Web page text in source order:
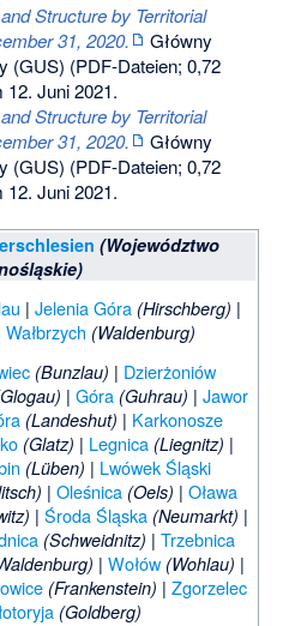
Structure by Territorial
31, 2020.
Główny
(GUS) (PDF-Dateien; 0,72
12. Juni 2021.
Structure by Territorial
31, 2020.
Główny
(GUS) (PDF-Dateien; 0,72
12. Juni 2021.
(Województwo
| Jelenia Góra (Hirschberg) |
Wałbrzych (Waldenburg)
(Bunzlau) | Dzierżoniów
| Góra (Guhrau) | Jawor
(Landeshut) | Karkonosze
(Glatz) | Legnica (Liegnitz) |
(Lüben) | Lwówek Śląski
| Oleśnica (Oels) | Oława
|Środa Śląska (Neumarkt) |
(Schweidnitz) |Trzebnica
|Wołów (Wohlau) |
(Frankenstein) |Zgorzelec
(Goldberg)